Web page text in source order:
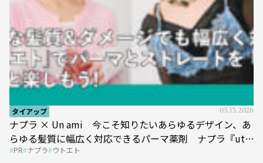
タイアップ 05.13.2026
ナプラ × Un ami 今こそ知りたいあらゆるデザイン、あ
らゆる髪質に幅広く対応できるパーマ薬剤 ナプラ『ut-
et』
PR ナプラ ウトエト